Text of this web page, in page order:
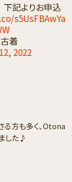
記よりお申込
s5UsFBAwYa
着
2022
る方も多く、Otona
した♪